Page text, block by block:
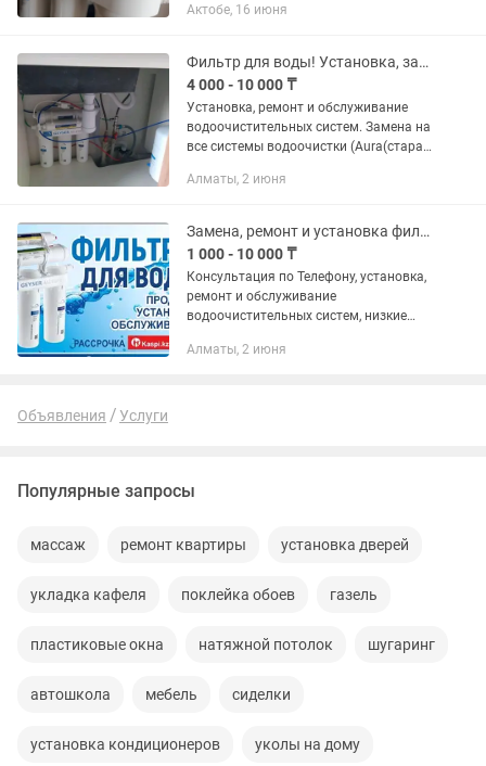
Актобе в черте города.
Актобе, 16 июня
Фильтр для воды! Установка, замена картриджей и ремонт фильтров для воды
4 000 - 10 000 ₸
Установка, ремонт и обслуживание
водоочистительных систем. Замена на
все системы водоочистки (Aura(старая
Ecosoft и т. Д. ) опыт работы более 10
Алматы, 2 июня
Замена, ремонт и установка фильтров для воды
1 000 - 10 000 ₸
Консультация по Телефону, установка,
ремонт и обслуживание
водоочистительных систем, низкие
на все системы водоочистки (Aura,
Алматы, 2 июня
Объявления Услуги
Популярные запросы
массаж ремонт квартиры установка дверей
укладка кафеля поклейка обоев газель
пластиковые окна натяжной потолок шугаринг
автошкола мебель сиделки
установка кондиционеров уколы на дому